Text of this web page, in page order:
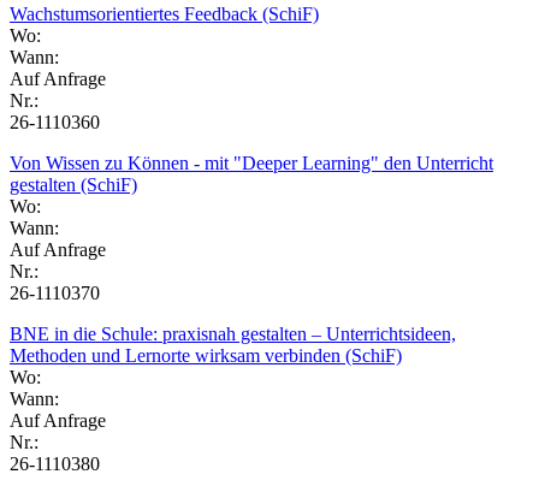
Wachstumsorientiertes Feedback (SchiF)
Wo:
Wann:
Auf Anfrage
Nr.:
26-1110360
Von Wissen zu Können - mit "Deeper Learning" den Unterricht
gestalten (SchiF)
Wo:
Wann:
Auf Anfrage
Nr.:
26-1110370
BNE in die Schule: praxisnah gestalten – Unterrichtsideen,
Methoden und Lernorte wirksam verbinden (SchiF)
Wo:
Wann:
Auf Anfrage
Nr.:
26-1110380